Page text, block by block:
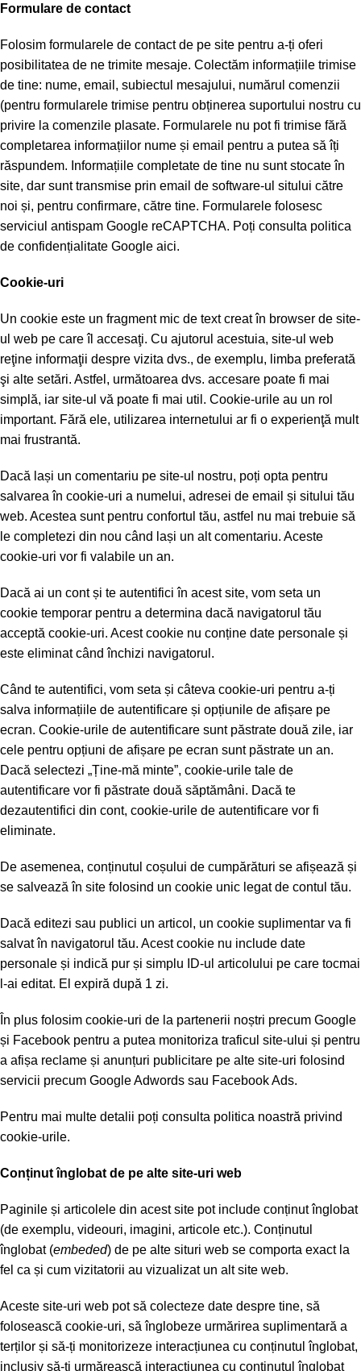
Formulare de contact
Folosim formularele de contact de pe site pentru a-ți oferi
posibilitatea de ne trimite mesaje. Colectăm informațiile trimise
de tine: nume, email, subiectul mesajului, numărul comenzii
(pentru formularele trimise pentru obținerea suportului nostru cu
privire la comenzile plasate. Formularele nu pot fi trimise fără
completarea informațiilor nume și email pentru a putea să îți
răspundem. Informațiile completate de tine nu sunt stocate în
site, dar sunt transmise prin email de software-ul sitului către
noi și, pentru confirmare, către tine. Formularele folosesc
serviciul antispam Google reCAPTCHA. Poți consulta politica
de confidențialitate Google aici.
Cookie-uri
Un cookie este un fragment mic de text creat în browser de site-
ul web pe care îl accesaţi. Cu ajutorul acestuia, site-ul web
reţine informaţii despre vizita dvs., de exemplu, limba preferată
şi alte setări. Astfel, următoarea dvs. accesare poate fi mai
simplă, iar site-ul vă poate fi mai util. Cookie-urile au un rol
important. Fără ele, utilizarea internetului ar fi o experienţă mult
mai frustrantă.
Dacă lași un comentariu pe site-ul nostru, poți opta pentru
salvarea în cookie-uri a numelui, adresei de email și sitului tău
web. Acestea sunt pentru confortul tău, astfel nu mai trebuie să
le completezi din nou când lași un alt comentariu. Aceste
cookie-uri vor fi valabile un an.
Dacă ai un cont și te autentifici în acest site, vom seta un
cookie temporar pentru a determina dacă navigatorul tău
acceptă cookie-uri. Acest cookie nu conține date personale și
este eliminat când închizi navigatorul.
Când te autentifici, vom seta și câteva cookie-uri pentru a-ți
salva informațiile de autentificare și opțiunile de afișare pe
ecran. Cookie-urile de autentificare sunt păstrate două zile, iar
cele pentru opțiuni de afișare pe ecran sunt păstrate un an.
Dacă selectezi „Ține-mă minte”, cookie-urile tale de
autentificare vor fi păstrate două săptămâni. Dacă te
dezautentifici din cont, cookie-urile de autentificare vor fi
eliminate.
De asemenea, conținutul coșului de cumpărături se afișează și
se salvează în site folosind un cookie unic legat de contul tău.
Dacă editezi sau publici un articol, un cookie suplimentar va fi
salvat în navigatorul tău. Acest cookie nu include date
personale și indică pur și simplu ID-ul articolului pe care tocmai
l-ai editat. El expiră după 1 zi.
În plus folosim cookie-uri de la partenerii noștri precum Google
și Facebook pentru a putea monitoriza traficul site-ului și pentru
a afișa reclame și anunțuri publicitare pe alte site-uri folosind
servicii precum Google Adwords sau Facebook Ads.
Pentru mai multe detalii poți consulta politica noastră privind
cookie-urile.
Conținut înglobat de pe alte site-uri web
Paginile și articolele din acest site pot include conținut înglobat
(de exemplu, videouri, imagini, articole etc.). Conținutul
înglobat (embeded) de pe alte situri web se comporta exact la
fel ca și cum vizitatorii au vizualizat un alt site web.
Aceste site-uri web pot să colecteze date despre tine, să
folosească cookie-uri, să înglobeze urmărirea suplimentară a
terților și să-ți monitorizeze interacțiunea cu conținutul înglobat,
inclusiv să-ți urmărească interacțiunea cu conținutul înglobat